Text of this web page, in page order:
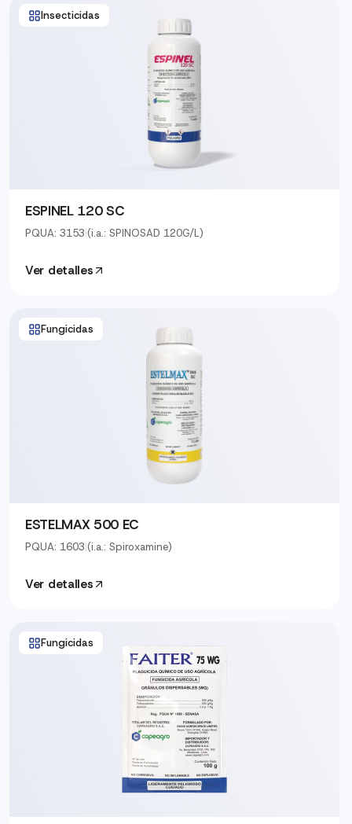
Insecticidas
ESPINEL 120 SC
PQUA: 3153|(i.a.: SPINOSAD 120G/L)
Ver detalles
Fungicidas
ESTELMAX 500 EC
PQUA: 1603|(i.a.: Spiroxamine)
Ver detalles
Fungicidas